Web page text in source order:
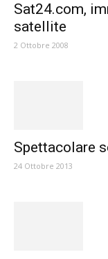
Sat24.com,
satellite
2 Ottobre 2008
Spettacolare
24 Ottobre 2013